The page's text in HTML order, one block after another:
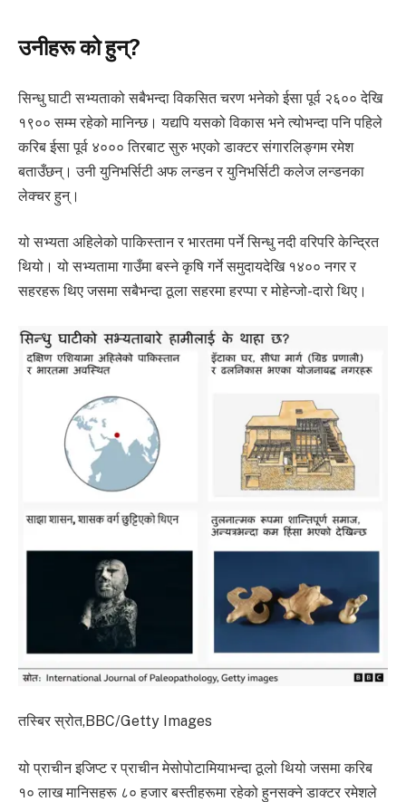
उनीहरू को हुन्?
सिन्धु घाटी सभ्यताको सबैभन्दा विकसित चरण भनेको ईसा पूर्व २६०० देखि
१९०० सम्म रहेको मानिन्छ। यद्यपि यसको विकास भने त्योभन्दा पनि पहिले
करिब ईसा पूर्व ४००० तिरबाट सुरु भएको डाक्टर संगारलिङ्गम रमेश
बताउँछन्। उनी युनिभर्सिटी अफ लन्डन र युनिभर्सिटी कलेज लन्डनका
लेक्चर हुन्।
यो सभ्यता अहिलेको पाकिस्तान र भारतमा पर्ने सिन्धु नदी वरिपरि केन्द्रित
थियो। यो सभ्यतामा गाउँमा बस्ने कृषि गर्ने समुदायदेखि १४०० नगर र
सहरहरू थिए जसमा सबैभन्दा ठूला सहरमा हरप्पा र मोहेन्जो-दारो थिए।
तस्बिर स्रोत,BBC/Getty Images
यो प्राचीन इजिप्ट र प्राचीन मेसोपोटामियाभन्दा ठूलो थियो जसमा करिब
१० लाख मानिसहरू ८० हजार बस्तीहरूमा रहेको हुनसक्ने डाक्टर रमेशले